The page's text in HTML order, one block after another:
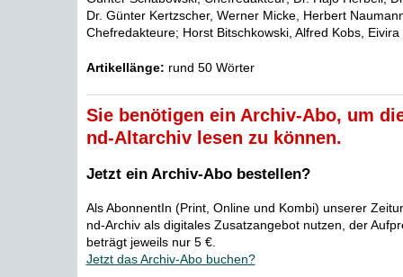
Dr. Günter Kertzscher, Werner Micke, Herbert
Chefredakteure; Horst Bitschkowski, Alfred Kobs, Eivira
Artikellänge: rund 50 Wörter
Sie benötigen ein Archiv-Abo, um
nd-Altarchiv lesen zu können.
Jetzt ein Archiv-Abo bestellen?
Als AbonnentIn (Print, Online und Kombi) unserer
nd-Archiv als digitales Zusatzangebot nutzen, der
beträgt jeweils nur 5 €.
Jetzt das Archiv-Abo buchen?